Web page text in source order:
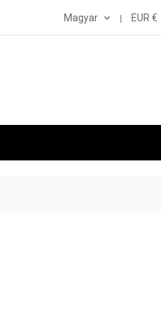
Magyar EUR €